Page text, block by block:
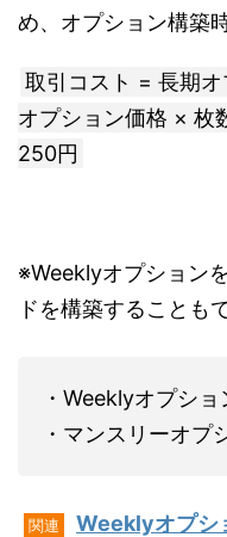
め、オプション構築
取引コスト = 長期
オプション価格 × 枚
250円
※Weeklyオプション
ドを構築することも
・Weeklyオプショ
・マンスリーオプ
関連
Weeklyオプシ